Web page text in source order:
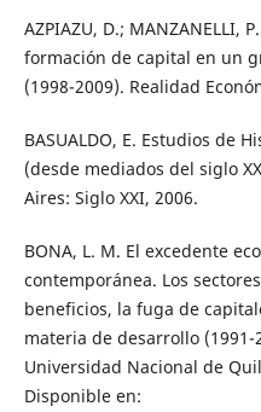
AZPIAZU, D.; MANZANELLI,
formación de capital en un
(1998-2009). Realidad
BASUALDO, E. Estudios de
(desde mediados del siglo
Aires: Siglo XXI, 2006.
BONA, L. M. El excedente
contemporánea. Los
beneficios, la fuga de
materia de desarrollo (1991-
Universidad Nacional de
Disponible en: